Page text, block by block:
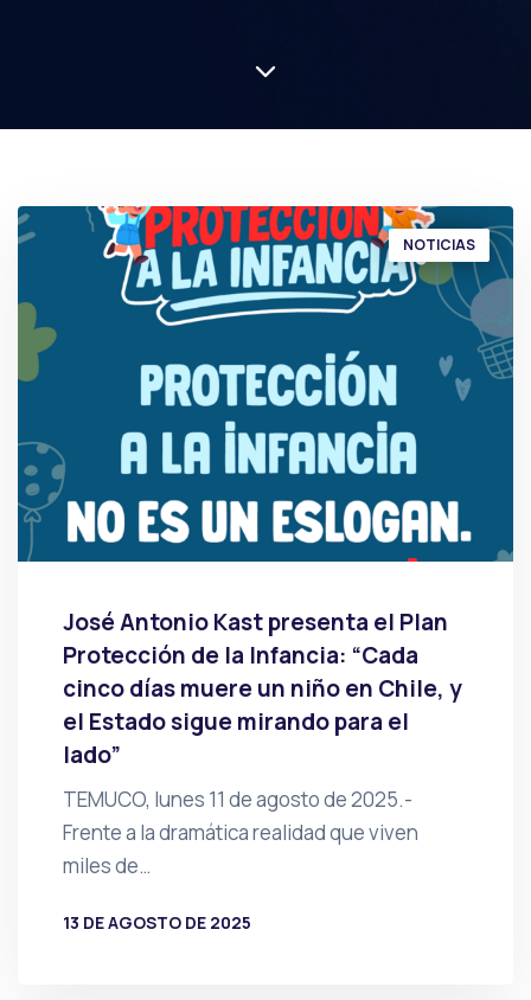
NOTICIAS
José Antonio Kast presenta el Plan
Protección de la Infancia: “Cada
cinco días muere un niño en Chile, y
el Estado sigue mirando para el
lado”
TEMUCO, lunes 11 de agosto de 2025.-
Frente a la dramática realidad que viven
miles de…
13 DE AGOSTO DE 2025